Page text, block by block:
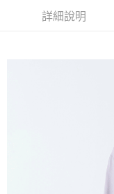
詳細說明